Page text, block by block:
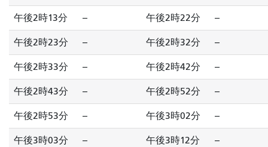
午後2時13分 -- 午後2時22分 --
午後2時23分 -- 午後2時32分 --
午後2時33分 -- 午後2時42分 --
午後2時43分 -- 午後2時52分 --
午後2時53分 -- 午後3時02分 --
午後3時03分 -- 午後3時12分 --